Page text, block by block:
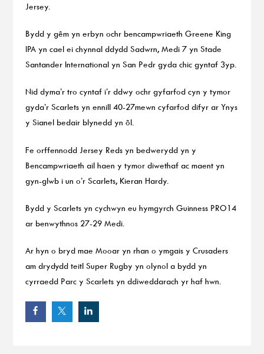
Jersey.
Bydd y gêm yn erbyn ochr bencampwriaeth Greene King
IPA yn cael ei chynnal ddydd Sadwrn, Medi 7 yn Stade
Santander International yn San Pedr gyda chic gyntaf 3yp.
Nid dyma’r tro cyntaf i’r ddwy ochr gyfarfod cyn y tymor
gyda’r Scarlets yn ennill 40-27mewn cyfarfod difyr ar Ynys
y Sianel bedair blynedd yn ôl.
Fe orffennodd Jersey Reds yn bedwerydd yn y
Bencampwriaeth ail haen y tymor diwethaf ac maent yn
gyn-glwb i un o’r Scarlets, Kieran Hardy.
Bydd y Scarlets yn cychwyn eu hymgyrch Guinness PRO14
ar benwythnos 27-29 Medi.
Ar hyn o bryd mae Mooar yn rhan o ymgais y Crusaders
am drydydd teitl Super Rugby yn olynol a bydd yn
cyrraedd Parc y Scarlets yn ddiweddarach yr haf hwn.